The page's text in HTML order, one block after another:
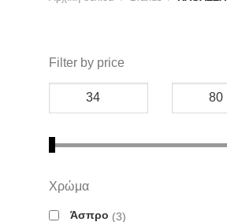
Filter by price
Χρώμα
Άσπρο
3